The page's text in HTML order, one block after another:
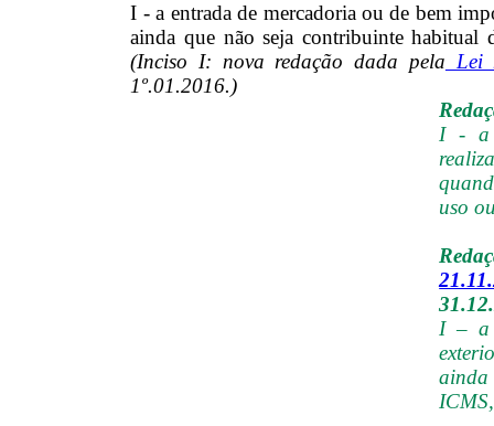
I - a entrada de mercadoria ou de bem
ainda que não seja contribuinte habitual
(Inciso I: nova redação dada pela Lei
1º.01.2016.)
I - a
uso
I – a